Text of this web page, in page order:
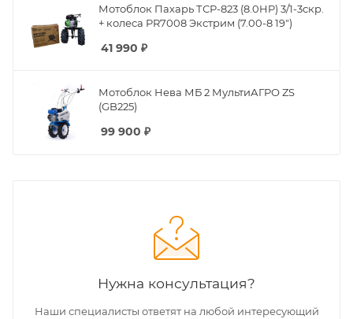
Мотоблок Пахарь ТСР-823 (8.0HP) 3/1-3скр.
+ колеса PR7008 Экстрим (7.00-8 19")
41 990 ₽
Мотоблок Нева МБ 2 МультиАГРО ZS
(GB225)
99 900 ₽
Нужна консультация?
Наши специалисты ответят на любой интересующий